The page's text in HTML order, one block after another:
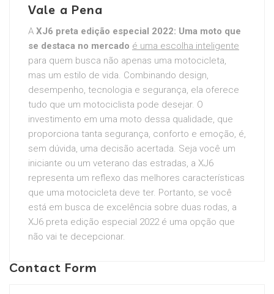
Vale a Pena
A XJ6 preta edição especial 2022: Uma moto que
se destaca no mercado é uma escolha inteligente
para quem busca não apenas uma motocicleta,
mas um estilo de vida. Combinando design,
desempenho, tecnologia e segurança, ela oferece
tudo que um motociclista pode desejar. O
investimento em uma moto dessa qualidade, que
proporciona tanta segurança, conforto e emoção, é,
sem dúvida, uma decisão acertada. Seja você um
iniciante ou um veterano das estradas, a XJ6
representa um reflexo das melhores características
que uma motocicleta deve ter. Portanto, se você
está em busca de excelência sobre duas rodas, a
XJ6 preta edição especial 2022 é uma opção que
não vai te decepcionar.
Contact Form